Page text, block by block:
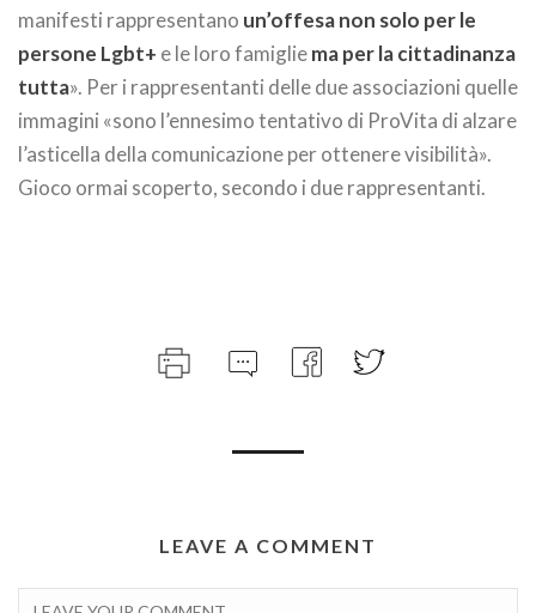
manifesti rappresentano un’offesa non solo per le
persone Lgbt+ e le loro famigliema per la cittadinanza
tutta». Per i rappresentanti delle due associazioni quelle
immagini «sono l’ennesimo tentativo di ProVita di alzare
l’asticella della comunicazione per ottenere visibilità».
Gioco ormai scoperto, secondo i due rappresentanti.
LEAVE A COMMENT